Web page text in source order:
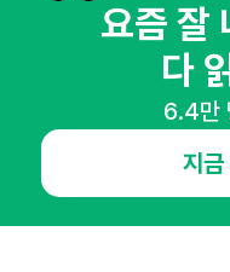
오픈애즈란
요즘 잘
다
6.4만
지금